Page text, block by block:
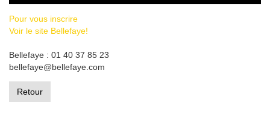
Pour vous inscrire
Voir le site Bellefaye!
Bellefaye : 01 40 37 85 23
bellefaye@bellefaye.com
Retour